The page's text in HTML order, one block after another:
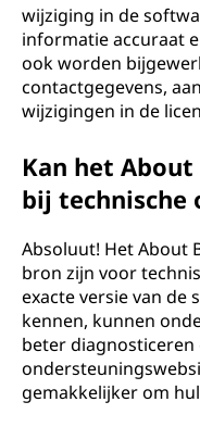
wijziging in de
informatie accuraat
ook worden
contactgegevens,
wijzigingen in de
Kan het
bij technische
Absoluut! Het About
bron zijn voor
exacte versie van
kennen, kunnen
beter diagnosticeren
gemakkelijker om